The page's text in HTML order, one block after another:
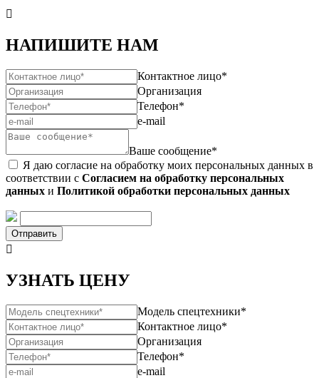

НАПИШИТЕ НАМ
Контактное лицо*
Организация
Телефон*
e-mail
Ваше сообщение*
Я даю согласие на обработку моих персональных данных в
соответствии с Согласием на обработку персональных
данных и Политикой обработки персональных данных
Отправить

УЗНАТЬ ЦЕНУ
Модель спецтехники*
Контактное лицо*
Организация
Телефон*
e-mail